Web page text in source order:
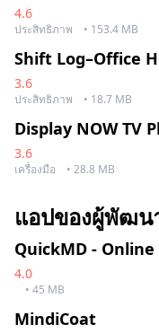
4.6
ประสิทธิภาพ • 153.4 MB
Shift Log–Office
3.6
ประสิทธิภาพ • 18.7 MB
Display NOW TV
3.6
เครื่องมือ • 28.8 MB
แอปของผู้พัฒน
QuickMD -
4.0
• 45 MB
MindiCoat